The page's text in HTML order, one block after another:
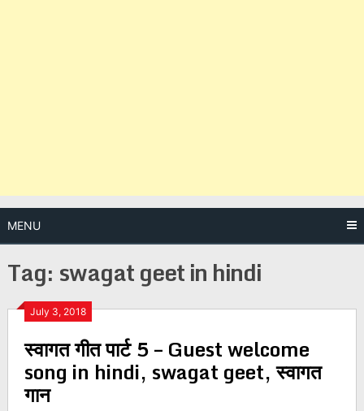
MENU
Tag: swagat geet in hindi
July 3, 2018
स्वागत गीत पार्ट 5 – Guest welcome
song in hindi, swagat geet, स्वागत
गान
Posts
navigation